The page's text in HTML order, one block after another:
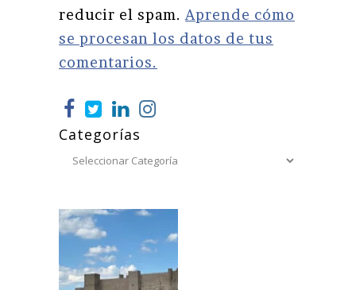
reducir el spam. Aprende cómo
se procesan los datos de tus
comentarios.
Categorías